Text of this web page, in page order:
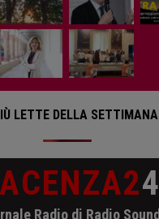
LETTE DELLA SETTIMANA
4
Radio di Radio Sound